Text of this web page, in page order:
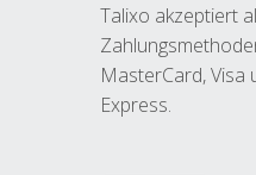
Talixo akzeptiert
MasterCard, Visa
Express.